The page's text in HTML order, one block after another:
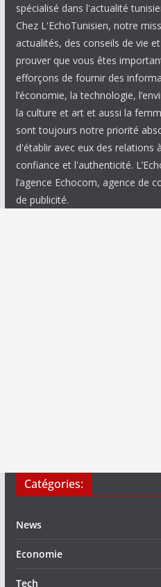
spécialisé dans l'actualité
Chez L'EchoTunisien, notre
actualités, des conseils de vie
prouver que vous êtes
efforçons de fournir des
l’économie, la technologie,
la culture et art et aussi la
sont toujours notre priorité
d'établir avec eux des relations
confiance et l'authenticité.
l’agence Echocom, agence de
de publicité.
Catégories:
News
Economie
Tech